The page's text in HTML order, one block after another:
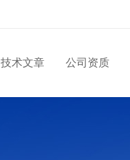
技术文章 公司资质